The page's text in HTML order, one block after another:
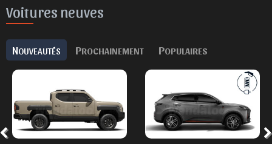
Voitures neuves
NOUVEAUTÉS PROCHAINEMENT POPULAIRES